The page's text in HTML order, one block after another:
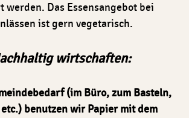
werden. Das Essensangebot bei
ist gern vegetarisch.
wirtschaften:
(im Büro, zum Basteln,
benutzen wir Papier mit dem